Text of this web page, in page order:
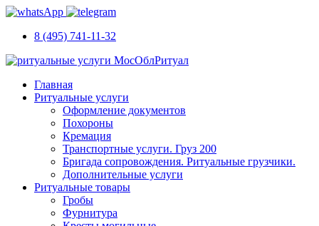
8 (495) 741-11-32
Главная
Ритуальные услуги
Оформление документов
Похороны
Кремация
Транспортные услуги. Груз 200
Бригада сопровождения. Ритуальные грузчики.
Дополнительные услуги
Ритуальные товары
Гробы
Фурнитура